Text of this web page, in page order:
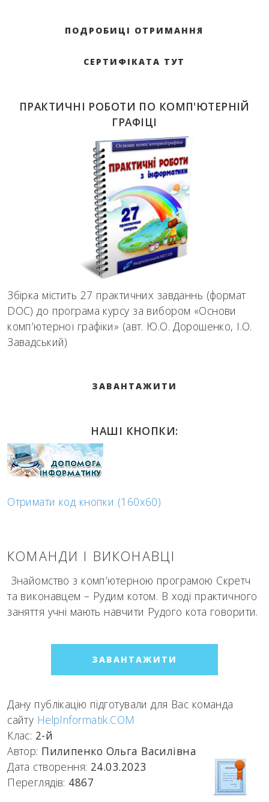
ПОДРОБИЦІ ОТРИМАННЯ
СЕРТИФІКАТА ТУТ
ПРАКТИЧНІ РОБОТИ ПО КОМП'ЮТЕРНІЙ
ГРАФІЦІ
Збірка містить 27 практичних завданнь (формат
DOC) до програма курсу за вибором «Основи
комп’ютерної графіки» (авт. Ю.О. Дорошенко, І.О.
Завадський)
ЗАВАНТАЖИТИ
НАШІ КНОПКИ:
Отримати код кнопки (160x60)
КОМАНДИ І ВИКОНАВЦІ
Знайомство з комп’ютерною програмою Скретч
та виконавцем – Рудим котом. В ході практичного
заняття учні мають навчити Рудого кота говорити.
ЗАВАНТАЖИТИ
Дану публікацію підготували для Вас команда
сайту HelpInformatik.COM
Клас: 2-й
Автор: Пилипенко Ольга Василівна
Дата створення: 24.03.2023
Переглядів: 4867